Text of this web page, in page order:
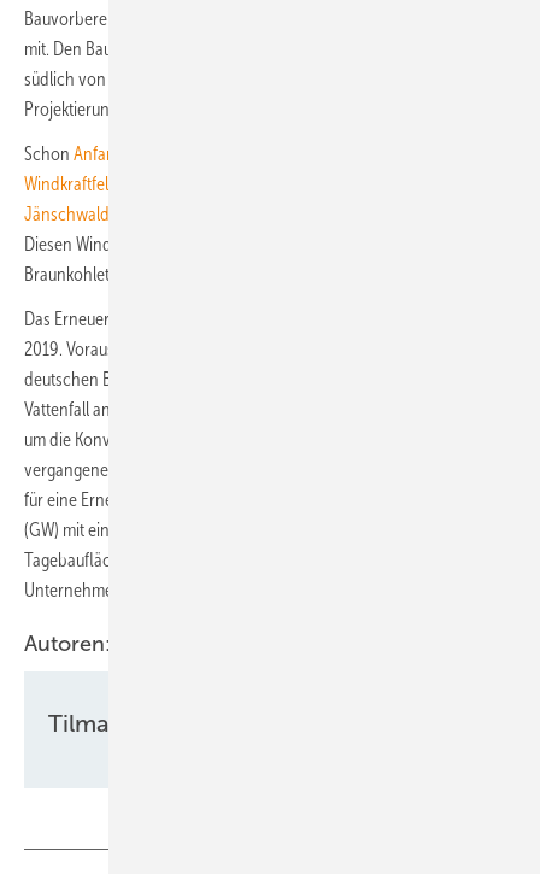
Bauvorbereitungen auf der Fläche beginnen, teilte EPNE am Freitag
mit. Den Bauantrag hatte EPNE im Februar 2022 eingereicht. Die
südlich von Leipzig gelegene Rekultivierungs- und
Projektierungsfläche ist 250 Hektar groß.
Schon Anfang Juli hatte EPNE die Genehmigung für ein 100-MW-
Windkraftfeld auf einer Rekultivierungsfläche des Braunkohletagebaus
Jänschwalde
Diesen Windpark entwickelt EPNE im Auftrag des EPH-
Braunkohleteilunternehmens Leag.
Das Erneuerbare-Energien-Projektierungsunternehmen entstand
2019. Vorausgegangen war der Verkauf von Mibrag sowie der
deutschen Braunkohlekraftwerkssparte des Energiekonzerns
Vattenfall an den tschechischen Konzern EPH. EPH gründete EPNE,
um die Konversion der Tagebauflächen selbst zu betreiben. Im
vergangenen Herbst meldete EPNE eine entstandene Projektpipeline
für eine Erneuerbare-Energien-Erzeugungskapazität von vier Gigawatt
(GW) mit einem Großteil der Projekte auf den ehemaligen
Tagebauflächen von Leag und Mibrag. Ein GW habe das
Unternehmen bereits in Genehmigungsverfahren eingebracht.
Autoren:
Tilman Weber